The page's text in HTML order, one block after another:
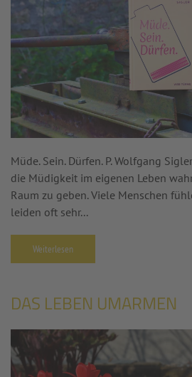
Müde. Sein. Dürfen. P. Wolfgang
die Müdigkeit im eigenen Leben
Raum zu geben. Viele Menschen
leiden oft sehr...
Weiterlesen
DAS LEBEN UMARMEN